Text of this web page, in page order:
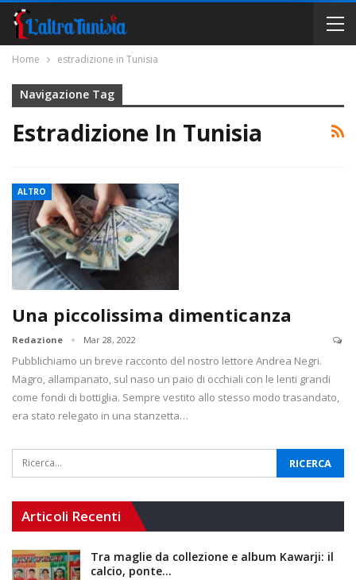
Home estradizione in Tunisia
Navigazione Tag
Estradizione In Tunisia
ALTRO
Una piccolissima dimenticanza
Redazione Mar 28, 2022
Pubblichiamo un breve racconto del nostro lettore Andrea Negri.
Magro, allampanato, sul naso un paio di occhiali con le lenti grandi
come fondi di bottiglia. Sempre vestito allo stesso modo trasandato,
era stato relegato in una stanzetta…
Articoli Recenti
Tra maglie da collezione e album Kawarji: il
calcio, ponte…